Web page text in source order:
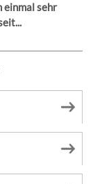
einmal sehr